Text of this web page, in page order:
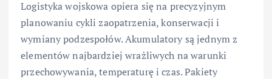
Logistyka wojskowa opiera się na precyzyjnym
planowaniu cykli zaopatrzenia, konserwacji i
wymiany podzespołów. Akumulatory są jednym z
elementów najbardziej wrażliwych na warunki
przechowywania, temperaturę i czas. Pakiety